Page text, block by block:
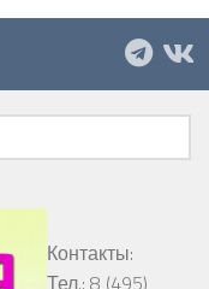
Контакты: